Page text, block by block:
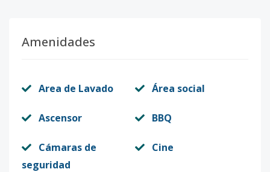
Amenidades
Area de Lavado Área social
Ascensor BBQ
Cámaras de
seguridad
Cine